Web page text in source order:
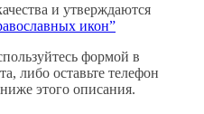
и утверждаются
икон”
формой в
либо оставьте телефон
этого описания.